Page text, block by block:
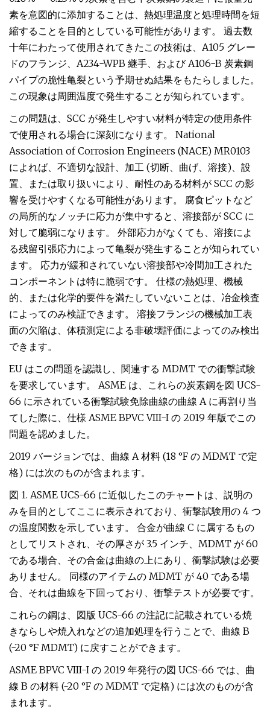
素を意図的に添加することは、熱処理温度と処理時間を短
縮することを目的としている可能性があります。 過去数
十年にわたって使用されてきたこの技術は、A105 グレー
ドのフランジ、A234-WPB 継手、および A106-B 炭素鋼
パイプの脆性亀裂という予期せぬ結果をもたらしました。
この現象は周囲温度で発生することが知られています。
この問題は、SCC が発生しやすい材料が特定の使用条件
で使用される場合に深刻になります。 National
Association of Corrosion Engineers (NACE) MR0103
によれば、不適切な設計、加工 (切断、曲げ、溶接)、設
置、または取り扱いにより、耐性のある材料が SCC の影
響を受けやすくなる可能性があります。 腐食ピットなど
の局所的なノッチに応力が集中すると、溶接部が SCC に
対して脆弱になります。 外部応力がなくても、溶接によ
る残留引張応力によって亀裂が発生することが知られてい
ます。 応力が緩和されていない溶接部や冷間加工された
コンポーネントは特に脆弱です。 仕様の熱処理、機械
的、または化学的要件を満たしていないことは、冶金検査
によってのみ検証できます。 溶接フランジの機械加工表
面の欠陥は、体積測定による非破壊評価によってのみ検出
できます。
EU はこの問題を認識し、関連する MDMT での衝撃試験
を要求しています。 ASME は、これらの炭素鋼を図 UCS-
66 に示されている衝撃試験免除曲線の曲線 A に再割り当
てした際に、仕様 ASME BPVC VIII-I の 2019 年版でこの
問題を認めました。
2019 バージョンでは、曲線 A 材料 (18 °F の MDMT で定
格) には次のものが含まれます。
図 1. ASME UCS-66 に近似したこのチャートは、説明の
みを目的としてここに表示されており、衝撃試験用の 4 つ
の温度関数を示しています。 合金が曲線 C に属するもの
としてリストされ、その厚さが 3.5 インチ、MDMT が 60
である場合、その合金は曲線の上にあり、衝撃試験は必要
ありません。 同様のアイテムの MDMT が 40 である場
合、それは曲線を下回っており、衝撃テストが必要です。
これらの鋼は、図版 UCS-66 の注記に記載されている焼
きならしや焼入れなどの追加処理を行うことで、曲線 B
(-20 °F MDMT) に戻すことができます。
ASME BPVC VIII-I の 2019 年発行の図 UCS-66 では、曲
線 B の材料 (-20 °F の MDMT で定格) には次のものが含
まれます。